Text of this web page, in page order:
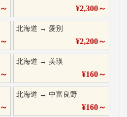
～ ¥2,300～
～
北海道 →愛別
¥2,200～
～
北海道 → 美瑛
¥160～
～
北海道 →中富良野
¥160～